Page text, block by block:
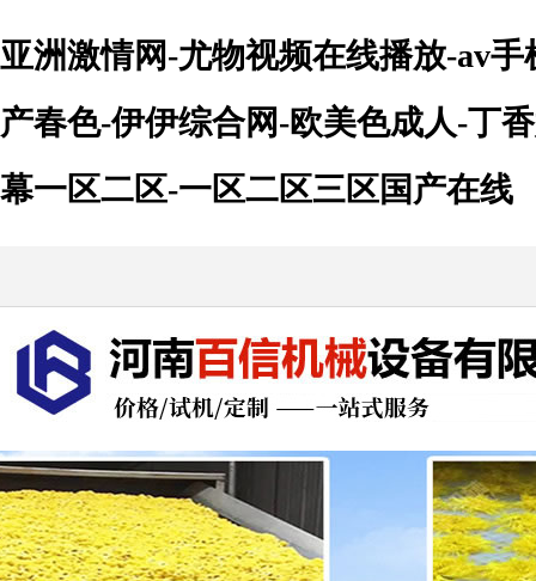
亚洲激情网-尤物视频在线播放-av
产春色-伊伊综合网-欧美色成人-丁
幕一区二区-一区二区三区国产在线